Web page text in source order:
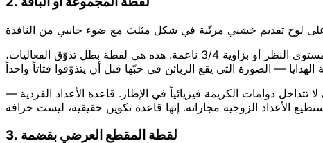
لوح تقديم خشبي مرتّبة في شكل مثلث مع ضوء جانبي من النافذة
ثلاث أو خمس قطع كب كيك (دائماً بأعداد فردية — العين تجد عدم التماثل أكثر حيوية من الأزواج) مرتّبة في مثلث متفلّت، مصوّرة بمستوى النظر أو بزاوية 3/4 ناعمة. هذه هي لقطة بطل تذوّق الفعاليات،
العادي والمصغّر. اترك 1-2 إنش بين كل قطعة وأخرى حتى لا تتداخل دوامات الكريمة فيزيائياً في الإطار. قاعدة الأعداد الفردية —
3. لقطة المقطع العرضي بقضمة